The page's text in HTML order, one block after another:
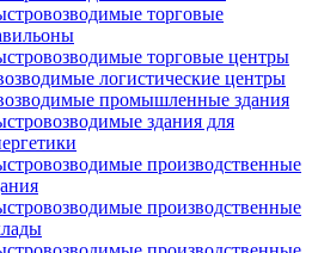
торговые
торговые центры
логистические центры
промышленные здания
здания для
производственные
производственные